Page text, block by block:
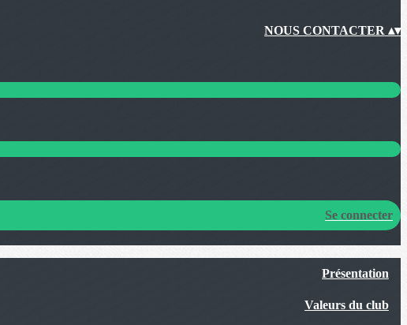
NOUS CONTACTER ▴▾
Se connecter
Présentation
Valeurs du club